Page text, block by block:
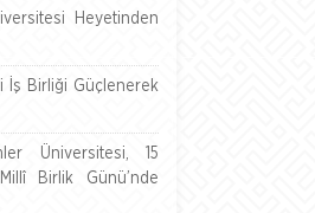
Heyetinden
İş Birliği Güçlenerek
Üniversitesi, 15
Birlik Günü’nde